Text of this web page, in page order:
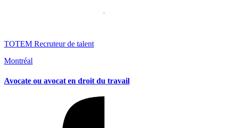
TOTEM Recruteur de talent
Montréal
Avocate ou avocat en droit du travail